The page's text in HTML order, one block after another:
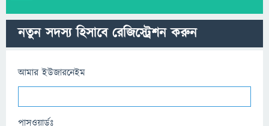
নতুন সদস্য হিসাবে রেজিস্ট্রেশন করুন
আমার ইউজারনেইম
পাসওয়ার্ডঃ